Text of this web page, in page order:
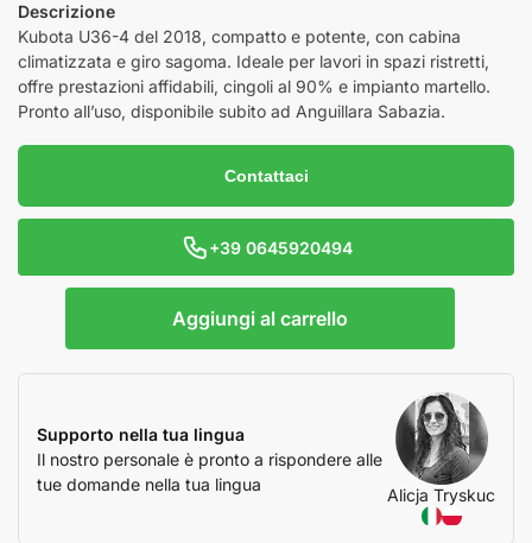
Descrizione
Kubota U36-4 del 2018, compatto e potente, con cabina
climatizzata e giro sagoma. Ideale per lavori in spazi ristretti,
offre prestazioni affidabili, cingoli al 90% e impianto martello.
Pronto all’uso, disponibile subito ad Anguillara Sabazia.
Contattaci
+39 0645920494
Aggiungi al carrello
Supporto nella tua lingua
Il nostro personale è pronto a rispondere alle
tue domande nella tua lingua
Alicja Tryskuc